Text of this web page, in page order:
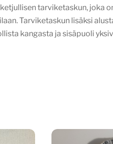
tarviketaskun, joka
Tarviketaskun lisäksi
kangasta ja sisäpuoli